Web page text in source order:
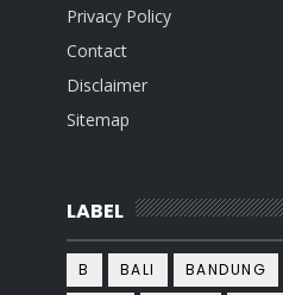
Privacy Policy
Contact
Disclaimer
Sitemap
LABEL
B BALI BANDUNG